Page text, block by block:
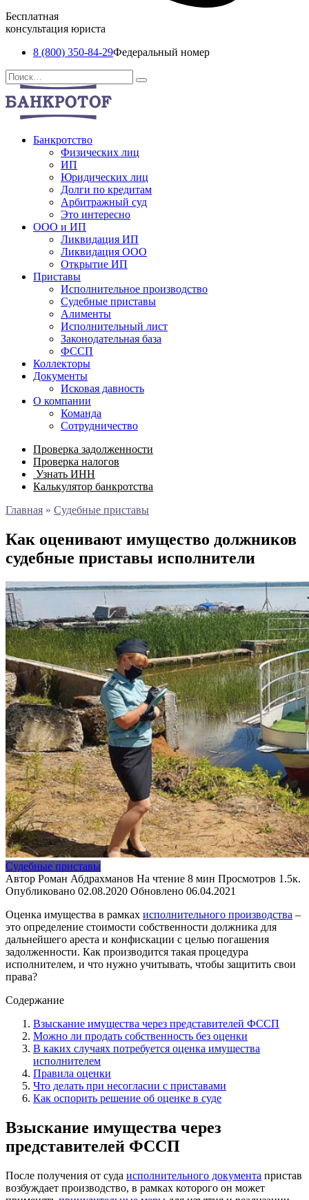
Бесплатная
консультация юриста
8 (800) 350-84-29Федеральный номер
Перейти
к
содержанию
Search
for:
Банкротство
Физических лиц
ИП
Юридических лиц
Долги по кредитам
Арбитражный суд
Это интересно
ООО и ИП
Ликвидация ИП
Ликвидация ООО
Открытие ИП
Приставы
Исполнительное производство
Судебные приставы
Алименты
Исполнительный лист
Законодательная база
ФССП
Коллекторы
Документы
Исковая давность
О компании
Команда
Сотрудничество
Проверка задолженности
Проверка налогов
Узнать ИНН
Калькулятор банкротства
Главная » Судебные приставы
Как оценивают имущество должников
судебные приставы исполнители
Судебные приставы
Автор Роман Абдрахманов На чтение 8 мин Просмотров 1.5к.
Опубликовано 02.08.2020 Обновлено 06.04.2021
Оценка имущества в рамках исполнительного производства –
это определение стоимости собственности должника для
дальнейшего ареста и конфискации с целью погашения
задолженности. Как производится такая процедура
исполнителем, и что нужно учитывать, чтобы защитить свои
права?
Содержание
Взыскание имущества через представителей ФССП
Можно ли продать собственность без оценки
В каких случаях потребуется оценка имущества
исполнителем
Правила оценки
Что делать при несогласии с приставами
Как оспорить решение об оценке в суде
Взыскание имущества через
представителей ФССП
После получения от суда исполнительного документа пристав
возбуждает производство, в рамках которого он может